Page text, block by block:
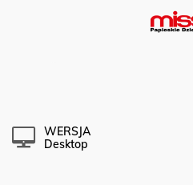
WERSJA
Desktop